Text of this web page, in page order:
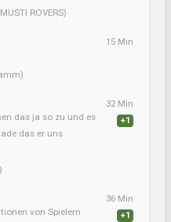
ROVERS)
15 Min
das ja so zu und es
das er uns
32 Min
+1
von Spielern
36 Min
+1